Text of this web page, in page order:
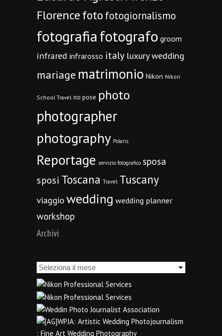
Florencefoto fotogiornalismo
fotografiafotografo groom
infrared infrarosso italy luxury wedding
mariage matrimonio Nikon Nikon
School Travel no pose photo
photographer
photography Polaris
Reportage servizio fotografico sposa
sposi Toscana Travel Tuscany
viaggio wedding wedding planner
workshop
Archivi
Archivi